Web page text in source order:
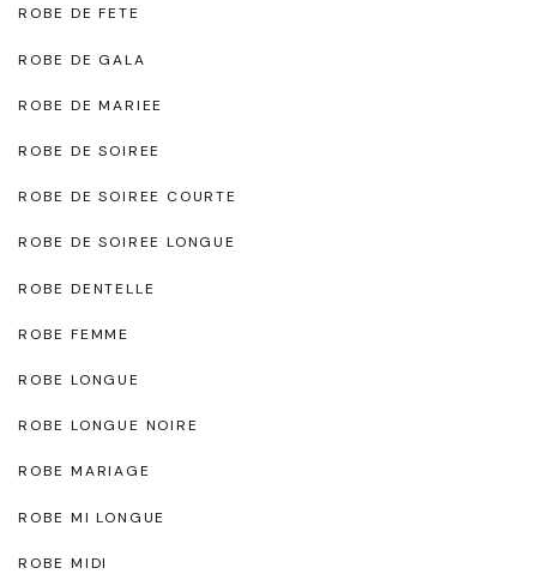
ROBE DE FETE
ROBE DE GALA
ROBE DE MARIEE
ROBE DE SOIREE
ROBE DE SOIREE COURTE
ROBE DE SOIREE LONGUE
ROBE DENTELLE
ROBE FEMME
ROBE LONGUE
ROBE LONGUE NOIRE
ROBE MARIAGE
ROBE MI LONGUE
ROBE MIDI